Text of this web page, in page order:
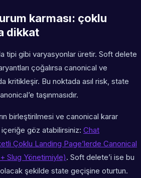
karması: çoklu
dikkat
tipi gibi varyasyonlar üretir. Soft delete
çoğalırsa canonical ve
kritikleşir. Bu noktada asıl risk, state
taşınmasıdır.
birleştirilmesi ve canonical karar
içeriğe göz atabilirsiniz: Chat
Çoklu Landing Page’lerde Canonical
Slug Yönetimiyle). Soft delete’i ise bu
şekilde state geçişine oturtun.